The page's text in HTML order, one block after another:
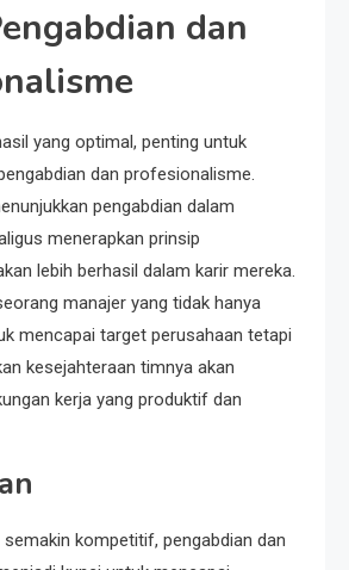
dan
yang optimal, penting untuk
dan profesionalisme.
pengabdian dalam
menerapkan prinsip
lebih berhasil dalam karir mereka.
manajer yang tidak hanya
mencapai target perusahaan tetapi
kesejahteraan timnya akan
kerja yang produktif dan
semakin kompetitif, pengabdian dan